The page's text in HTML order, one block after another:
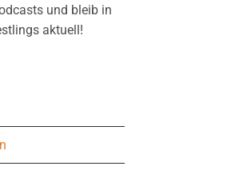
und bleib in
aktuell!